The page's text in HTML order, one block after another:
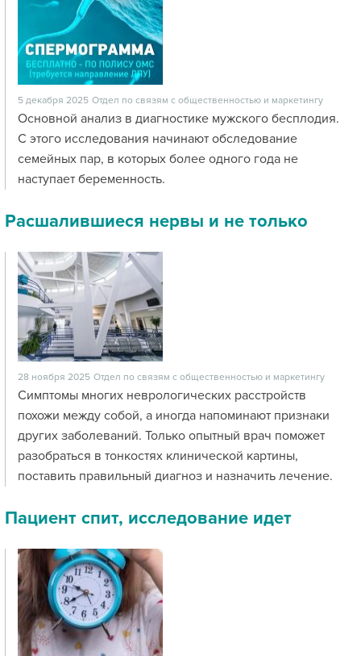
5 декабря 2025 Отдел по связям с общественностью и маркетингу
Основной анализ в диагностике мужского бесплодия.
С этого исследования начинают обследование
семейных пар, в которых более одного года не
наступает беременность.
Расшалившиеся нервы и не только
28 ноября 2025 Отдел по связям с общественностью и маркетингу
Симптомы многих неврологических расстройств
похожи между собой, а иногда напоминают признаки
других заболеваний. Только опытный врач поможет
разобраться в тонкостях клинической картины,
поставить правильный диагноз и назначить лечение.
Пациент спит, исследование идет